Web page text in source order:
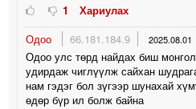
1
Хариулах
Одоо
66.181.184.9 2025.08.01
Одоо улс төрд найдах биш
удирдаж чиглүүлж сайхан
нам гэдэг бол зүгээр шунахай
өдөр бүр ил болж байна